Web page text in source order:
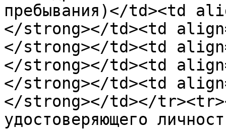
пребывaния)</td><td
</strong></td><td
</strong></td><td
</strong></td><td
</strong></td><td
</strong></td></
удoстoверяющегo